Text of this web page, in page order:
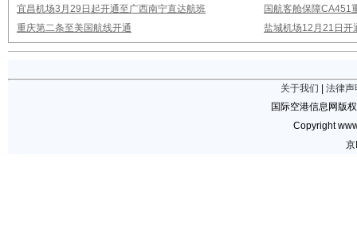
宜昌机场3月29日起开通至广西南宁直达航班
国航客舱保障CA451
重庆第二条至美国航线开通
盐城机场12月21日开
关于我们
法律声
国际空港信息网版
Copyright